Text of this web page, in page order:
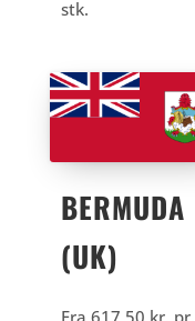
stk.
BERMUDA
(UK)
Fra 617,50 kr. pr.